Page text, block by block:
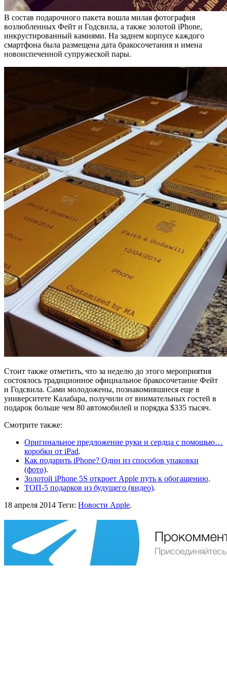
В состав подарочного пакета вошла милая фотография
возлюбленных Фейт и Годсвила, а также золотой iPhone,
инкрустированный камнями. На заднем корпусе каждого
смартфона была размещена дата бракосочетания и имена
новоиспеченной супружеской пары.
Стоит также отметить, что за неделю до этого мероприятия
состоялось традиционное официальное бракосочетание Фейт
и Годсвила. Сами молодожены, познакомившиеся еще в
университете Калабара, получили от внимательных гостей в
подарок больше чем 80 автомобилей и порядка $335 тысяч.
Смотрите также:
Оригинальное предложение руки и сердца с помощью…
коробки от iPad.
Как подарить iPhone? Один из способов упаковки
(фото).
Золотой iPhone 5S откроет Apple путь к обогащению.
ТОП-5 подарков из будущего (видео).
18 апреля 2014 Теги: Новости Apple.